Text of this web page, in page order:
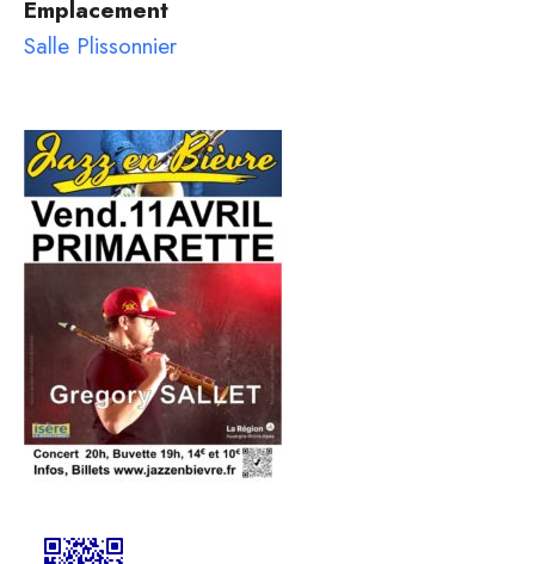
Emplacement
Salle Plissonnier